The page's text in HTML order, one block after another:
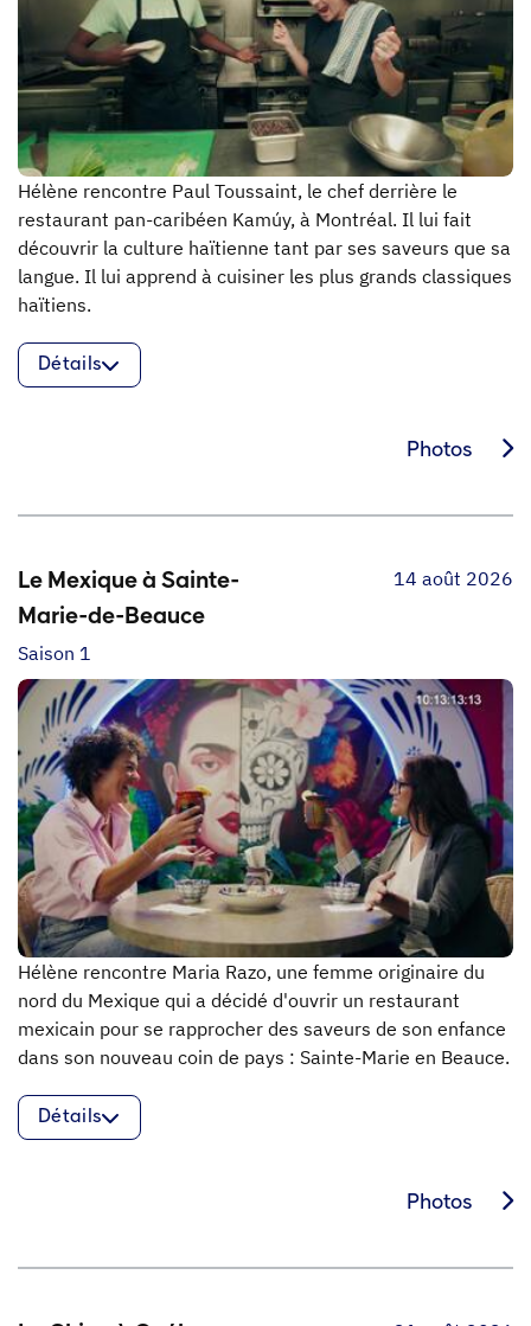
Hélène rencontre Paul Toussaint, le chef derrière le
restaurant pan-caribéen Kamúy, à Montréal. Il lui fait
découvrir la culture haïtienne tant par ses saveurs que sa
langue. Il lui apprend à cuisiner les plus grands classiques
haïtiens.
Détails
Photos
Le Mexique à Sainte-
Marie-de-Beauce
14 août 2026
Saison 1
Hélène rencontre Maria Razo, une femme originaire du
nord du Mexique qui a décidé d'ouvrir un restaurant
mexicain pour se rapprocher des saveurs de son enfance
dans son nouveau coin de pays : Sainte-Marie en Beauce.
Détails
Photos